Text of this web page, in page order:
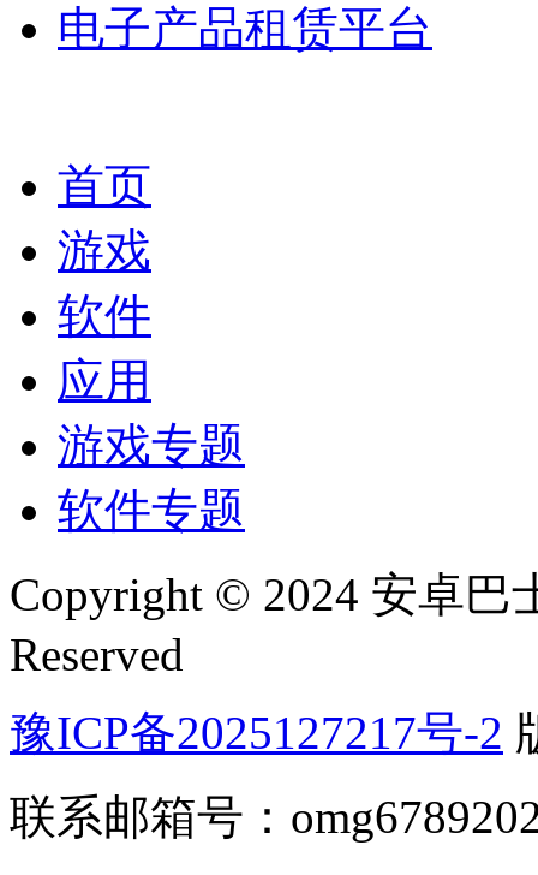
电子产品租赁平台
首页
游戏
软件
应用
游戏专题
软件专题
Copyright © 2024 安卓巴
Reserved
豫ICP备2025127217号-2
联系邮箱号：